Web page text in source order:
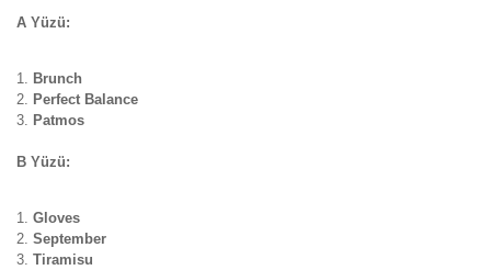
A Yüzü:
Brunch
Perfect Balance
Patmos
B Yüzü:
Gloves
September
Tiramisu